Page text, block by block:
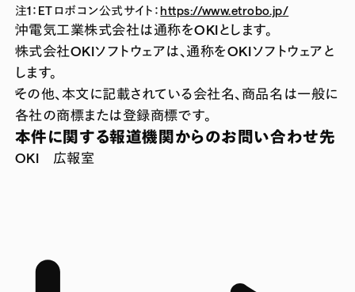
注1：ETロボコン公式サイト：https://www.etrobo.jp/
沖電気工業株式会社は通称をOKIとします。
株式会社OKIソフトウェアは、通称をOKIソフトウェアと
します。
その他、本文に記載されている会社名、商品名は一般に
各社の商標または登録商標です。
本件に関する報道機関からのお問い合わせ先
OKI 広報室